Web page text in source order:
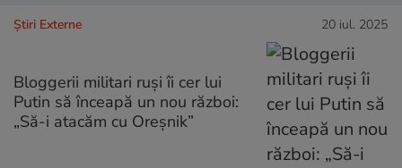
Știri Externe 20 iul. 2025
Bloggerii militari ruși îi cer lui
Putin să înceapă un nou război:
„Să-i atacăm cu Oreșnik”